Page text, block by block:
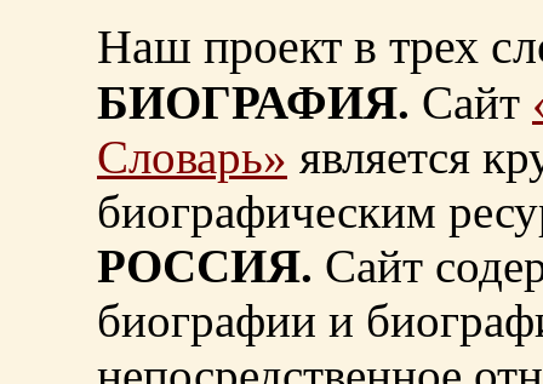
Наш проект в трех
БИОГРАФИЯ. Сайт
Словарь» является
биографическим
РОССИЯ. Сайт
биографии и